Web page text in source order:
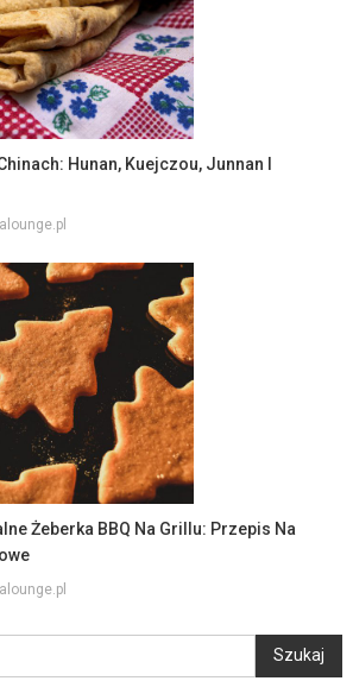
Hunan, Kuejczou, Junnan I
Żeberka BBQ Na Grillu: Przepis Na
Szukaj